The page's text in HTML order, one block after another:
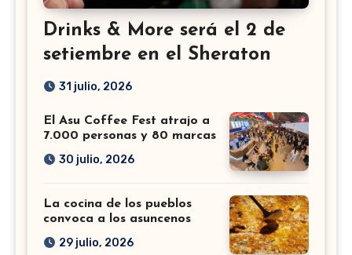
Drinks & More será el 2 de
setiembre en el Sheraton
31 julio, 2026
El Asu Coffee Fest atrajo a
7.000 personas y 80 marcas
30 julio, 2026
La cocina de los pueblos
convoca a los asuncenos
29 julio, 2026